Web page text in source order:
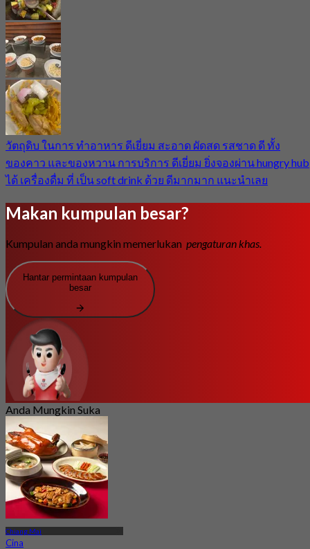
วัตถุดิบ ในการ ทำอาหาร ดีเยี่ยม สะอาด ผัดสด รสชาด ดี ทั้ง
ของคาว และของหวาน การบริการ ดีเยี่ยม ยิ่งจองผ่าน hungry hub
ได้ เครื่องดื่ม ที่ เป็น soft drink ด้วย ดีมากมาก แนะนำเลย
Makan kumpulan besar?
Kumpulan anda mungkin memerlukan pengaturan khas.
Hantar permintaan kumpulan
besar
Anda Mungkin Suka
Chiang Mai
Cina